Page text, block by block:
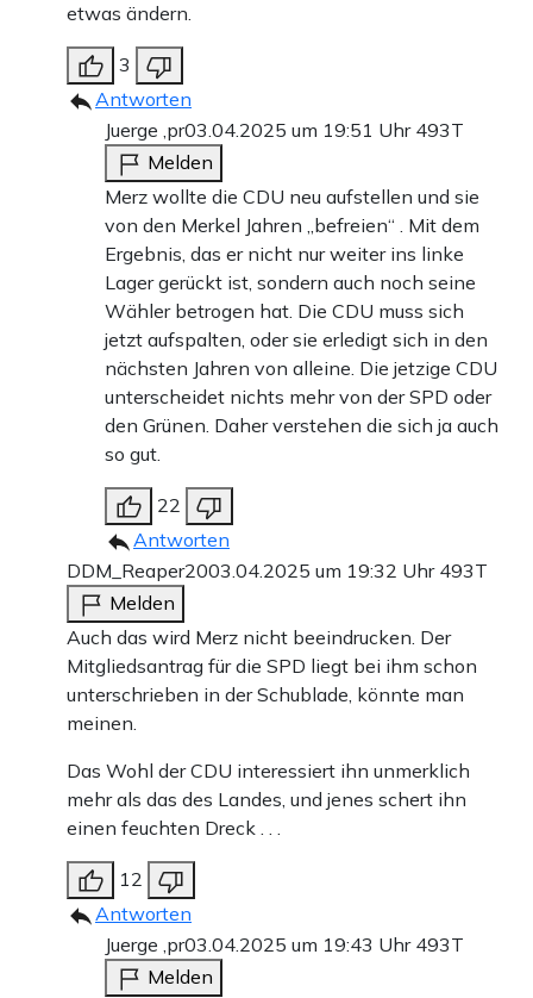
etwas ändern.
3
Antworten
Juerge ,pr03.04.2025 um 19:51 Uhr 493T
Melden
Merz wollte die CDU neu aufstellen und sie
von den Merkel Jahren „befreien“ . Mit dem
Ergebnis, das er nicht nur weiter ins linke
Lager gerückt ist, sondern auch noch seine
Wähler betrogen hat. Die CDU muss sich
jetzt aufspalten, oder sie erledigt sich in den
nächsten Jahren von alleine. Die jetzige CDU
unterscheidet nichts mehr von der SPD oder
den Grünen. Daher verstehen die sich ja auch
so gut.
22
Antworten
DDM_Reaper2003.04.2025 um 19:32 Uhr 493T
Melden
Auch das wird Merz nicht beeindrucken. Der
Mitgliedsantrag für die SPD liegt bei ihm schon
unterschrieben in der Schublade, könnte man
meinen.
Das Wohl der CDU interessiert ihn unmerklich
mehr als das des Landes, und jenes schert ihn
einen feuchten Dreck . . .
12
Antworten
Juerge ,pr03.04.2025 um 19:43 Uhr 493T
Melden